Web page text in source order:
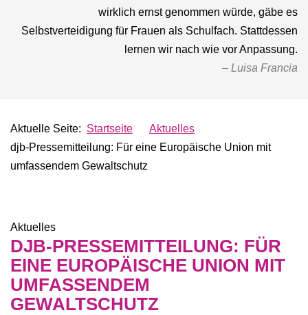
wirklich ernst genommen würde, gäbe es
Selbstverteidigung für Frauen als Schulfach. Stattdessen
lernen wir nach wie vor Anpassung.
Luisa Francia
Aktuelle Seite: Startseite
Aktuelles
djb-Pressemitteilung: Für eine Europäische Union mit
umfassendem Gewaltschutz
Aktuelles
DJB-PRESSEMITTEILUNG: FÜR
EINE EUROPÄISCHE UNION MIT
UMFASSENDEM
GEWALTSCHUTZ